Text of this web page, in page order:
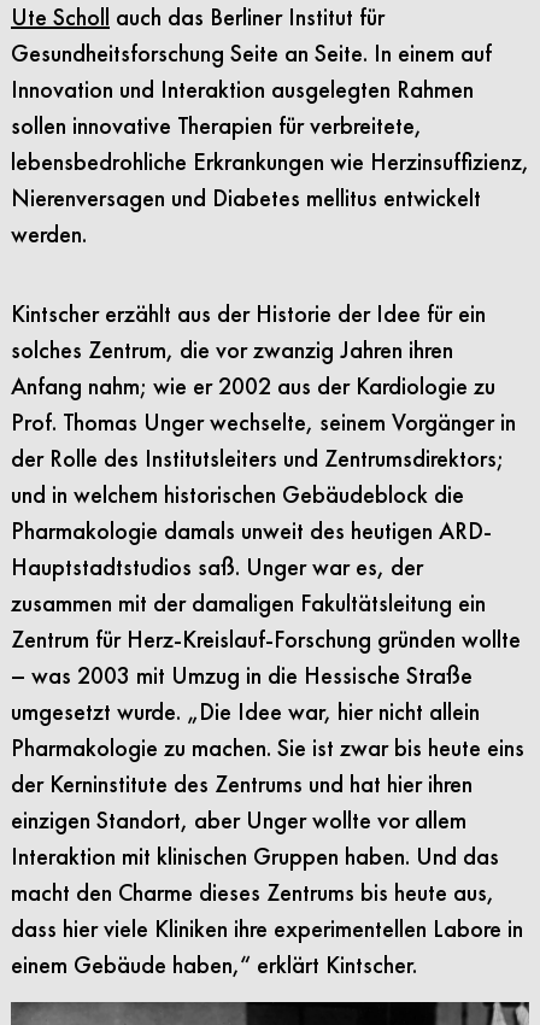
Ute Scholl auch das Berliner Institut für
Gesundheitsforschung Seite an Seite. In einem auf
Innovation und Interaktion ausgelegten Rahmen
sollen innovative Therapien für verbreitete,
lebensbedrohliche Erkrankungen wie Herzinsuffizienz,
Nierenversagen und Diabetes mellitus entwickelt
werden.
Kintscher erzählt aus der Historie der Idee für ein
solches Zentrum, die vor zwanzig Jahren ihren
Anfang nahm; wie er 2002 aus der Kardiologie zu
Prof. Thomas Unger wechselte, seinem Vorgänger in
der Rolle des Institutsleiters und Zentrumsdirektors;
und in welchem historischen Gebäudeblock die
Pharmakologie damals unweit des heutigen ARD-
Hauptstadtstudios saß. Unger war es, der
zusammen mit der damaligen Fakultätsleitung ein
Zentrum für Herz-Kreislauf-Forschung gründen wollte
– was 2003 mit Umzug in die Hessische Straße
umgesetzt wurde. „Die Idee war, hier nicht allein
Pharmakologie zu machen. Sie ist zwar bis heute eins
der Kerninstitute des Zentrums und hat hier ihren
einzigen Standort, aber Unger wollte vor allem
Interaktion mit klinischen Gruppen haben. Und das
macht den Charme dieses Zentrums bis heute aus,
dass hier viele Kliniken ihre experimentellen Labore in
einem Gebäude haben,“ erklärt Kintscher.